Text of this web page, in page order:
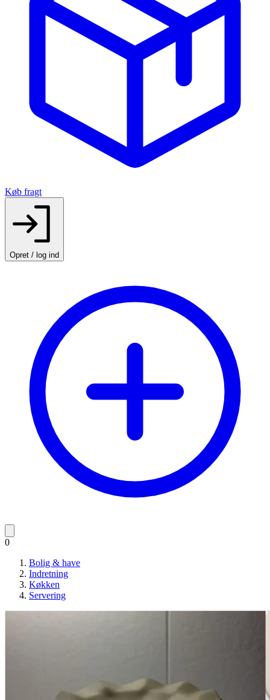
Køb fragt
Opret / log ind
0
Bolig & have
Indretning
Køkken
Servering